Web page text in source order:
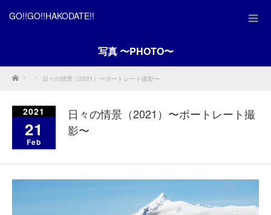
GO!!GO!!HAKODATE!!
写真 〜PHOTO〜
Home 日々の情景（2021）〜ポートレート撮影〜
2021
21
Feb
日々の情景（2021）〜ポートレート撮
影〜